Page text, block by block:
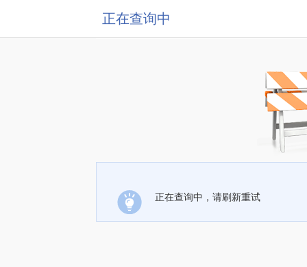
正在查询中
正在查询中，请刷新重试